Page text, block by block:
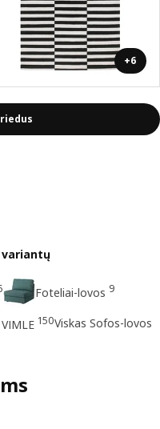
+6
Foteliai-lovos 9
150Viskas Sofos-lovos